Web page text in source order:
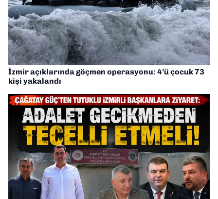
İzmir açıklarında göçmen operasyonu: 4’ü çocuk 73
kişi yakalandı